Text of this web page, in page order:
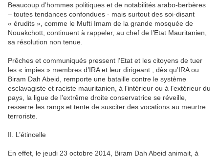
Beaucoup d’hommes politiques et de notabilités arabo-berbères
– toutes tendances confondues - mais surtout des soi-disant
« érudits », comme le Mufti Imam de la grande mosquée de
Nouakchott, continuent à rappeler, au chef de l’Etat Mauritanien,
sa résolution non tenue.
Prêches et communiqués pressent l’Etat et les citoyens de tuer
les « impies » membres d’IRA et leur dirigeant ; dès qu’IRA ou
Biram Dah Abeid, remporte une bataille contre le système
esclavagiste et raciste mauritanien, à l’intérieur ou à l’extérieur du
pays, la ligue de l’extrême droite conservatrice se réveille,
resserre les rangs et tente de susciter des vocations au meurtre
terroriste.
II. L’étincelle
En effet, le jeudi 23 octobre 2014, Biram Dah Abeid animait, à